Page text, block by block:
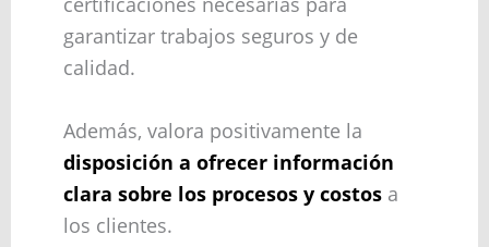
garantizar trabajos seguros y de
calidad.
Además, valora positivamente la
disposición a ofrecer información
clara sobre los procesos y costosa
los clientes.